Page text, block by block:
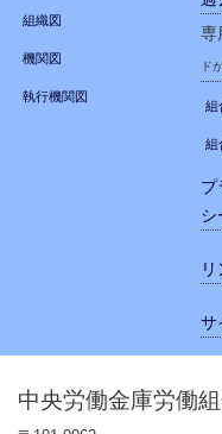
組織図
機関図
執行機関図
専
ド
組
組
プ
シ
リ
サ
中央労働金庫労働